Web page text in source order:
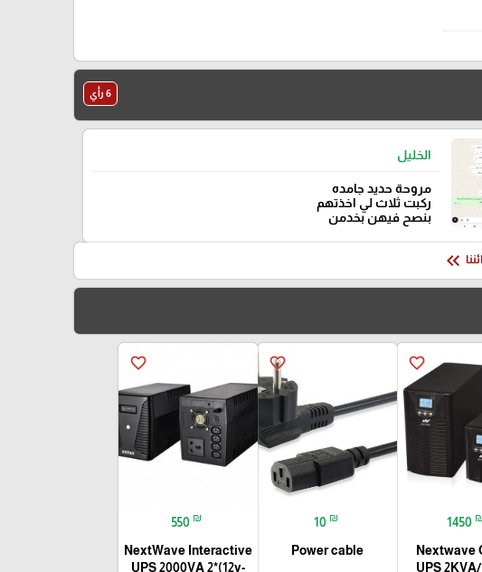
6 رأي
الخليل
مروحة حديد جامده
ركبت ثلاث لي اخذتهم
بنصح فيهن بخدمن
keyboard_double_arrow_left
favorite_border
1450
Nextwave
UPS
favorite_border
10 ₪
Power cable
favorite_border
550 ₪
NextWave Interactive
UPS 2000VA 2*(12v-